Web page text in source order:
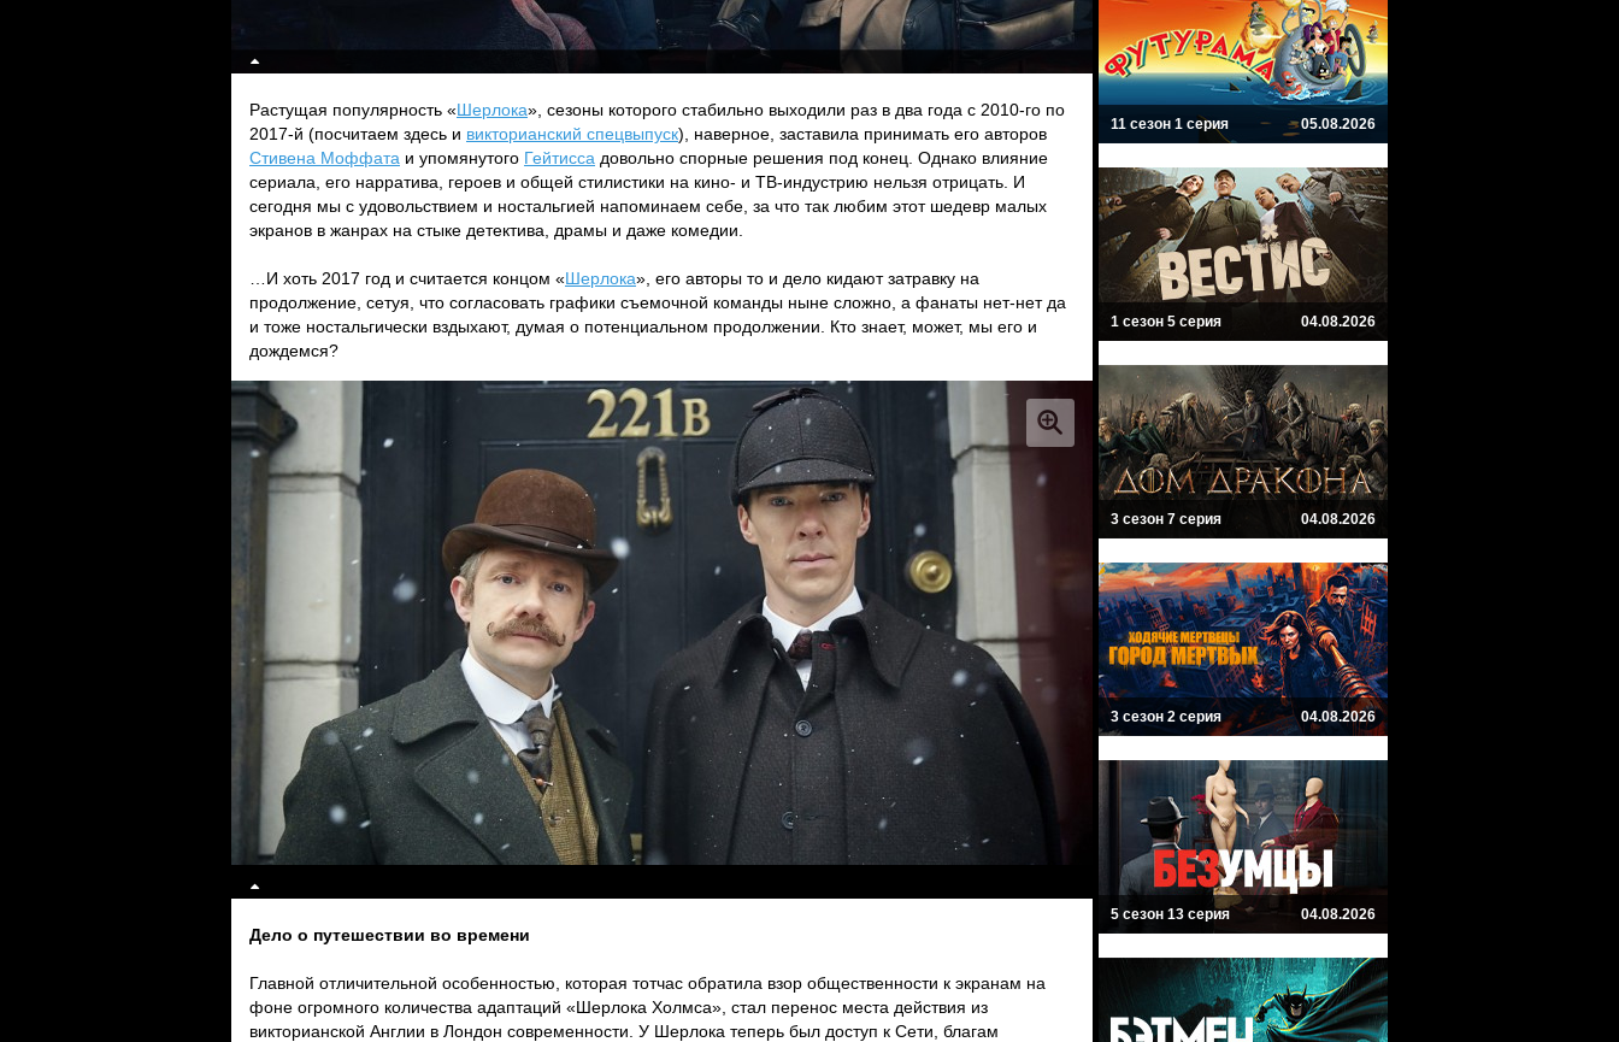
Растущая популярность «Шерлока», сезоны которого стабильно выходили раз в два года с 2010-го по
2017-й (посчитаем здесь и викторианский спецвыпуск), наверное, заставила принимать его авторов
Стивена Моффата и упомянутого Гейтисса довольно спорные решения под конец. Однако влияние
сериала, его нарратива, героев и общей стилистики на кино- и ТВ-индустрию нельзя отрицать. И
сегодня мы с удовольствием и ностальгией напоминаем себе, за что так любим этот шедевр малых
экранов в жанрах на стыке детектива, драмы и даже комедии.
…И хоть 2017 год и считается концом «Шерлока», его авторы то и дело кидают затравку на
продолжение, сетуя, что согласовать графики съемочной команды ныне сложно, а фанаты нет-нет да
и тоже ностальгически вздыхают, думая о потенциальном продолжении. Кто знает, может, мы его и
дождемся?
Дело о путешествии во времени
Главной отличительной особенностью, которая тотчас обратила взор общественности к экранам на
фоне огромного количества адаптаций «Шерлока Холмса», стал перенос места действия из
викторианской Англии в Лондон современности. У Шерлока теперь был доступ к Сети, благам
11 сезон 1 серия 05.08.2026
1 сезон 5 серия 04.08.2026
3 сезон 7 серия 04.08.2026
3 сезон 2 серия 04.08.2026
5 сезон 13 серия 04.08.2026